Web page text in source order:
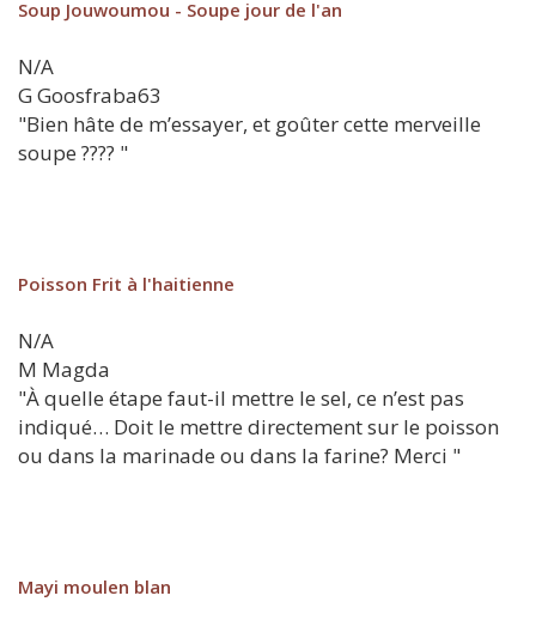
Soup Jouwoumou - Soupe jour de l'an
N/A
G Goosfraba63
"Bien hâte de m’essayer, et goûter cette merveille
soupe ???? "
Poisson Frit à l'haitienne
N/A
M Magda
"À quelle étape faut-il mettre le sel, ce n’est pas
indiqué… Doit le mettre directement sur le poisson
ou dans la marinade ou dans la farine? Merci "
Mayi moulen blan